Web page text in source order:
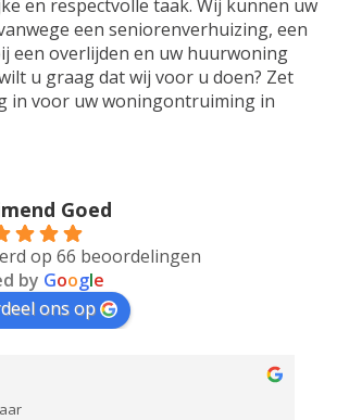
en respectvolle taak. Wij kunnen uw
een seniorenverhuizing, een
een overlijden en uw huurwoning
u graag dat wij voor u doen? Zet
in voor uw woningontruiming in
Goed
op 66 beoordelingen
by Google
ons op